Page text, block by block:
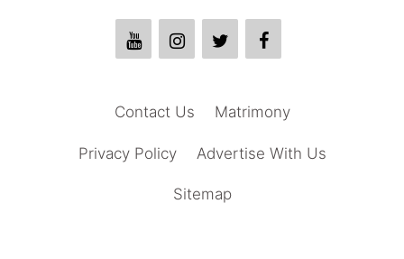
Matrimony
Contact Us
Advertise With Us
Privacy Policy
Sitemap